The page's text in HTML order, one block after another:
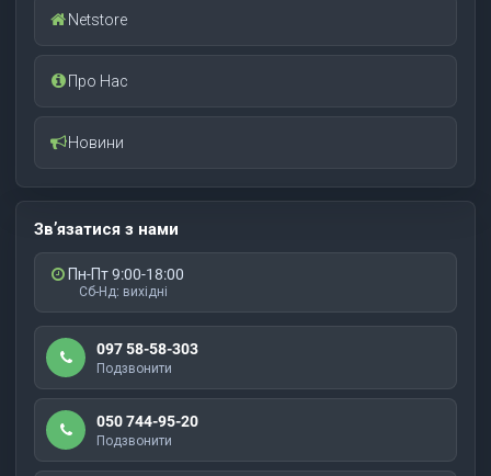
Netstore
Про Нас
Новини
Зв’язатися з нами
Пн-Пт 9:00-18:00
Сб-Нд: вихідні
097 58-58-303
Подзвонити
050 744-95-20
Подзвонити